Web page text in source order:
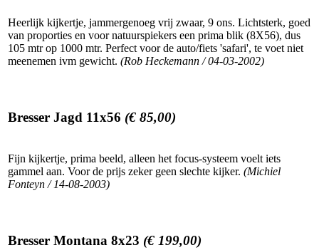
Heerlijk kijkertje, jammergenoeg vrij zwaar, 9 ons. Lichtsterk, goed
van proporties en voor natuurspiekers een prima blik (8X56), dus
105 mtr op 1000 mtr. Perfect voor de auto/fiets 'safari', te voet niet
meenemen ivm gewicht. (Rob Heckemann / 04-03-2002)
Bresser Jagd 11x56 (€ 85,00)
Fijn kijkertje, prima beeld, alleen het focus-systeem voelt iets
gammel aan. Voor de prijs zeker geen slechte kijker. (Michiel
Fonteyn / 14-08-2003)
Bresser Montana 8x23 (€ 199,00)